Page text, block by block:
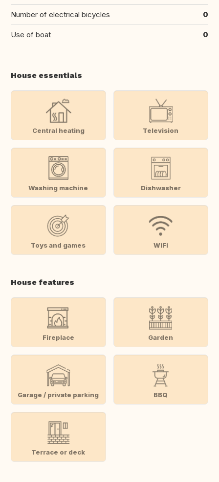
Number of electrical bicycles 0
Use of boat 0
House essentials
Central heating Television
Washing machine Dishwasher
Toys and games WiFi
House features
Fireplace Garden
Garage / private parking BBQ
Terrace or deck